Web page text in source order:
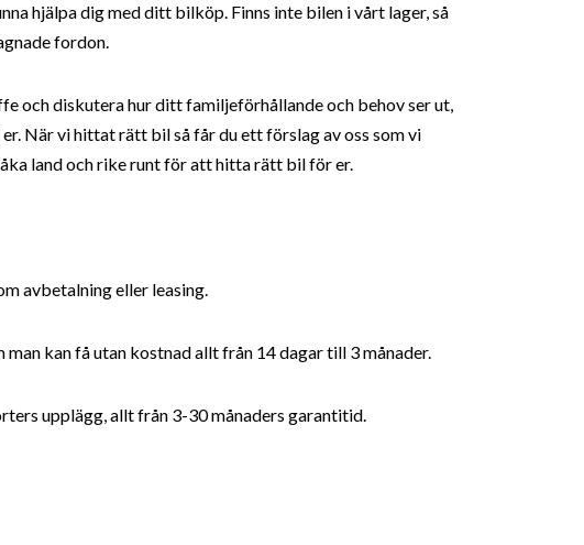
hjälpa dig med ditt bilköp. Finns inte bilen i vårt lager, så
fordon.
och diskutera hur ditt familjeförhållande och behov ser ut,
När vi hittat rätt bil så får du ett förslag av oss som vi
land och rike runt för att hitta rätt bil för er.
avbetalning eller leasing.
kan få utan kostnad allt från 14 dagar till 3 månader.
upplägg, allt från 3-30 månaders garantitid.